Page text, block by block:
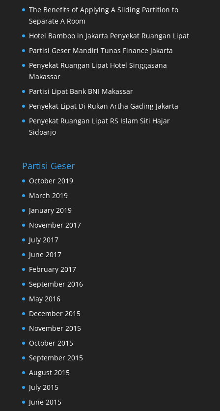
The Benefits of Applying A Sliding Partition to
Separate A Room
Hotel Bamboo in Jakarta Penyekat Ruangan Lipat
Partisi Geser Mandiri Tunas Finance Jakarta
Penyekat Ruangan Lipat Hotel Singgasana
Makassar
Partisi Lipat Bank BNI Makassar
Penyekat Lipat Di Rukan Artha Gading Jakarta
Penyekat Ruangan Lipat RS Islam Siti Hajar
Sidoarjo
Partisi Geser
October 2019
March 2019
January 2019
November 2017
July 2017
June 2017
February 2017
September 2016
May 2016
December 2015
November 2015
October 2015
September 2015
August 2015
July 2015
June 2015